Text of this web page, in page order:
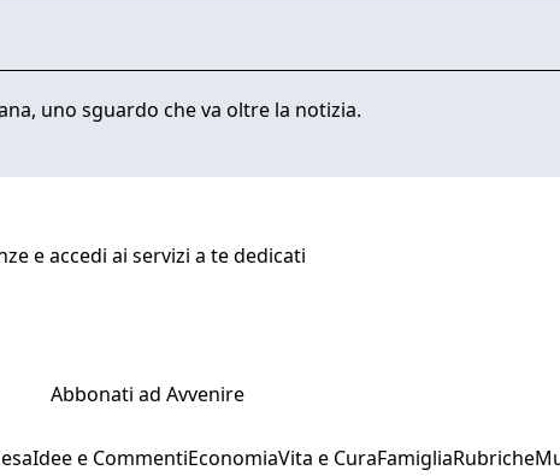
uno sguardo che va oltre la notizia.
e accedi ai servizi a te dedicati
Abbonati ad Avvenire
Idee e CommentiEconomiaVita e CuraFamigliaRubriche